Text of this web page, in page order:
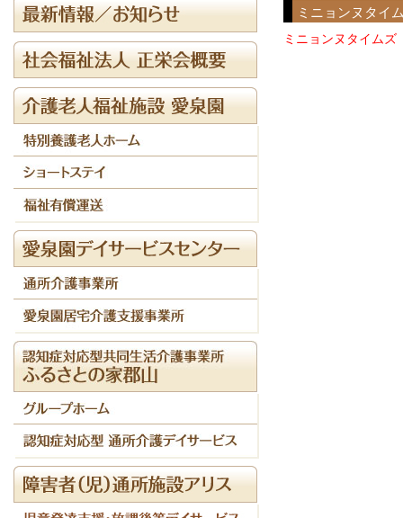
ミニョンヌタイ
ミニョンヌタイム